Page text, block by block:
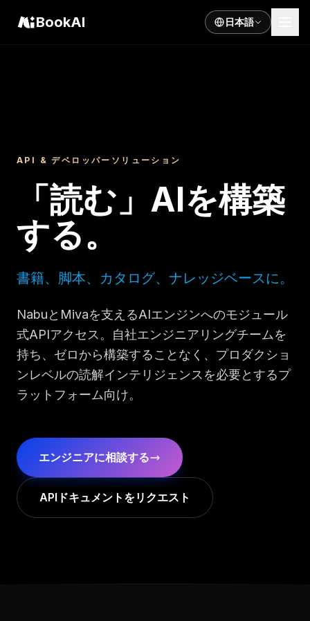
BookAI 日本語
API & デベロッパーソリューション
「読む」AIを構築
する。
書籍、脚本、カタログ、ナレッジベースに。
NabuとMivaを支えるAIエンジンへのモジュール
式APIアクセス。自社エンジニアリングチームを
持ち、ゼロから構築することなく、プロダクショ
ンレベルの読解インテリジェンスを必要とするプ
ラットフォーム向け。
エンジニアに相談する
APIドキュメントをリクエスト